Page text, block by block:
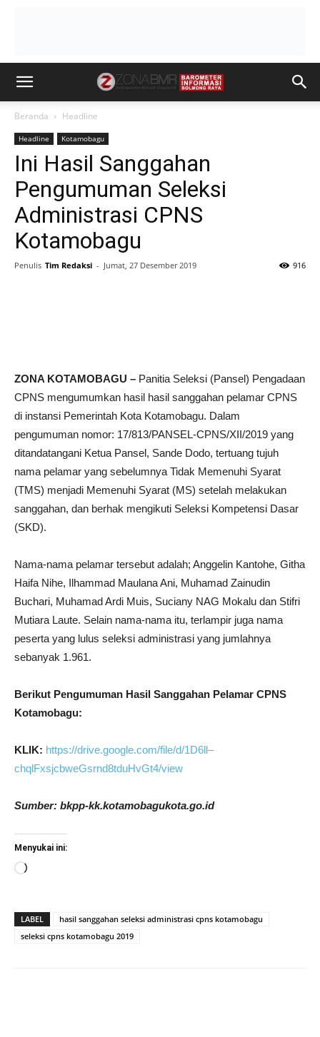
Beranda Headline
Headline Kotamobagu
Ini Hasil Sanggahan
Pengumuman Seleksi
Administrasi CPNS
Kotamobagu
Penulis Tim Redaksi - Jumat, 27 Desember 2019 916
ZONA KOTAMOBAGU – Panitia Seleksi (Pansel) Pengadaan
CPNS mengumumkan hasil hasil sanggahan pelamar CPNS
di instansi Pemerintah Kota Kotamobagu. Dalam
pengumuman nomor: 17/813/PANSEL-CPNS/XII/2019 yang
ditandatangani Ketua Pansel, Sande Dodo, tertuang tujuh
nama pelamar yang sebelumnya Tidak Memenuhi Syarat
(TMS) menjadi Memenuhi Syarat (MS) setelah melakukan
sanggahan, dan berhak mengikuti Seleksi Kompetensi Dasar
(SKD).
Nama-nama pelamar tersebut adalah; Anggelin Kantohe, Githa
Haifa Nihe, Ilhammad Maulana Ani, Muhamad Zainudin
Buchari, Muhamad Ardi Muis, Suciany NAG Mokalu dan Stifri
Mutiara Laute. Selain nama-nama itu, terlampir juga nama
peserta yang lulus seleksi administrasi yang jumlahnya
sebanyak 1.961.
Berikut Pengumuman Hasil Sanggahan Pelamar CPNS
Kotamobagu:
KLIK: https://drive.google.com/file/d/1D6ll–
chqlFxsjcbweGsrnd8tduHvGt4/view
Sumber: bkpp-kk.kotamobagukota.go.id
Menyukai ini:
Memuat...
LABEL
hasil sanggahan seleksi administrasi cpns kotamobagu
seleksi cpns kotamobagu 2019